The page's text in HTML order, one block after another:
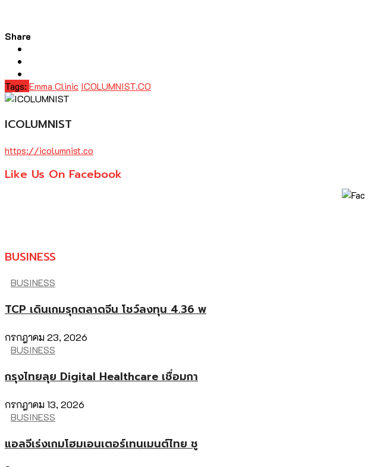
Share
Tags: Emma Clinic ICOLUMNIST.CO
ICOLUMNIST
https://icolumnist.co
Like Us On Facebook
BUSINESS
BUSINESS
TCP เดินเกมรุกตลาดจีน โชว์ลงทุน 4.36 พ
กรกฎาคม 23, 2026
BUSINESS
กรุงไทยลุย Digital Healthcare เชื่อมกา
กรกฎาคม 13, 2026
BUSINESS
แอลจีเร่งเกมโฮมเอนเตอร์เทนเมนต์ไทย ชู